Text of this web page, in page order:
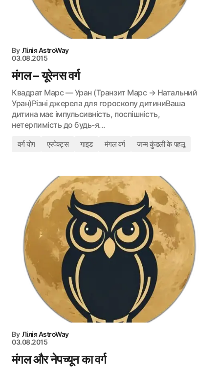
By Лілія AstroWay
03.08.2015
मंगल – यूरेनस वर्ग
Квадрат Марс — Уран (Транзит Марс → Натальний
Уран)Різні джерела для гороскопу дитиниВаша
дитина має імпульсивність, поспішність,
нетерпимість до будь-я...
वर्ग योग एस्पेक्ट्स गाइड मंगल वर्ग जन्म कुंडली के पहलू
By Лілія AstroWay
03.08.2015
मंगल और नेपच्यून का वर्ग